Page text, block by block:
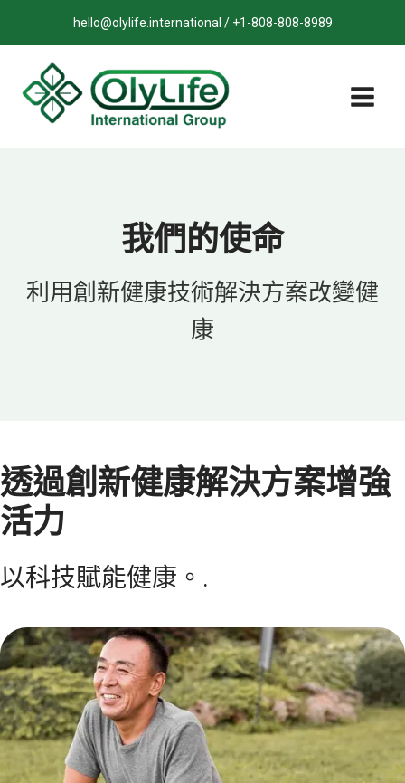
至
hello@olylife.international / +1-808-808-8989
我們的使命
利用創新健康技術解決方案改變健
康
透過創新健康解決方案增強
活力
以科技賦能健康。.